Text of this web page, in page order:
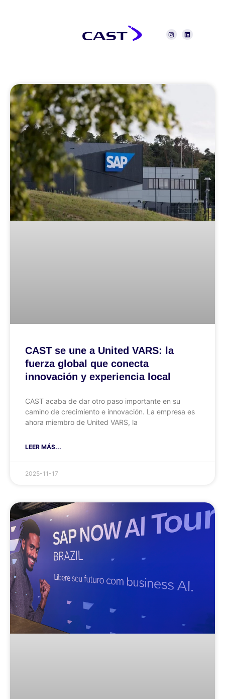
CAST se une a United VARS: la
fuerza global que conecta
innovación y experiencia local
CAST acaba de dar otro paso importante en su
camino de crecimiento e innovación. La empresa es
ahora miembro de United VARS, la
LEER MÁS...
2025-11-17